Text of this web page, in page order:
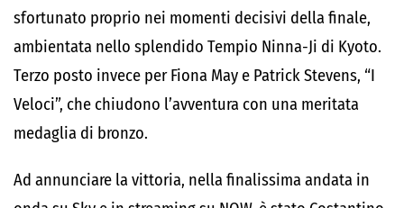
sfortunato proprio nei momenti decisivi della finale,
ambientata nello splendido Tempio Ninna-Ji di Kyoto.
Terzo posto invece per Fiona May e Patrick Stevens, “I
Veloci”, che chiudono l’avventura con una meritata
medaglia di bronzo.
Ad annunciare la vittoria, nella finalissima andata in